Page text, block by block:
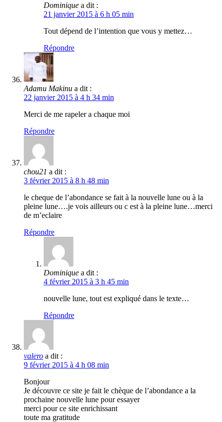
Dominique a dit :
21 janvier 2015 à 6 h 05 min
Tout dépend de l’intention que vous y mettez…
Répondre
Adamu Makinu a dit :
22 janvier 2015 à 4 h 34 min
Merci de me rapeler a chaque moi
Répondre
chou21 a dit :
3 février 2015 à 8 h 48 min
le cheque de l’abondance se fait à la nouvelle lune ou à la
pleine lune….je vois ailleurs ou c est à la pleine lune…merci
de m’eclaire
Répondre
Dominique a dit :
4 février 2015 à 3 h 45 min
nouvelle lune, tout est expliqué dans le texte…
Répondre
valero a dit :
9 février 2015 à 4 h 08 min
Bonjour
Je découvre ce site je fait le chèque de l’abondance a la
prochaine nouvelle lune pour essayer
merci pour ce site enrichissant
toute ma gratitude